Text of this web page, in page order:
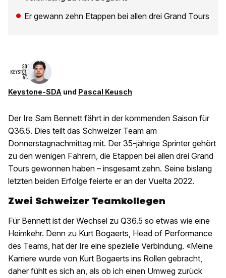
Er gewann zehn Etappen bei allen drei Grand Tours
Keystone-SDA und Pascal Keusch
Der Ire Sam Bennett fährt in der kommenden Saison für
Q36.5. Dies teilt das Schweizer Team am
Donnerstagnachmittag mit. Der 35-jährige Sprinter gehört
zu den wenigen Fahrern, die Etappen bei allen drei Grand
Tours gewonnen haben – insgesamt zehn. Seine bislang
letzten beiden Erfolge feierte er an der Vuelta 2022.
Zwei Schweizer Teamkollegen
Für Bennett ist der Wechsel zu Q36.5 so etwas wie eine
Heimkehr. Denn zu Kurt Bogaerts, Head of Performance
des Teams, hat der Ire eine spezielle Verbindung. «Meine
Karriere wurde von Kurt Bogaerts ins Rollen gebracht,
daher fühlt es sich an, als ob ich einen Umweg zurück